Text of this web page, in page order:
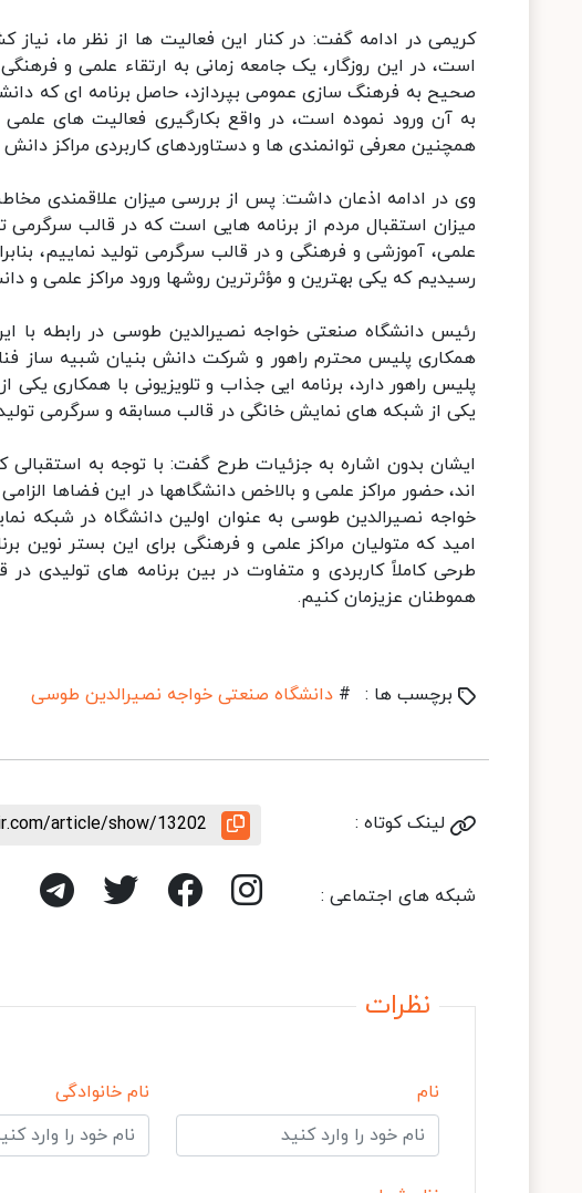
کریمی در ادامه گفت: در کنار این فعالیت ها از نظر ما، نیاز
است، در این روزگار، یک جامعه زمانی به ارتقاء علمی و
صحیح به فرهنگ سازی عمومی بپردازد، حاصل برنامه ای که
به آن ورود نموده است، در واقع بکارگیری فعالیت های
همچنین معرفی توانمندی ها و دستاوردهای کاربردی مراکز
وی در ادامه اذعان داشت: پس از بررسی میزان علاقمندی
میزان استقبال مردم از برنامه هایی است که در قالب سرگرمی
علمی، آموزشی و فرهنگی و در قالب سرگرمی تولید نماییم،
رسیدیم که یکی بهترین و مؤثرترین روشها ورود مراکز علمی و
رئیس دانشگاه صنعتی خواجه نصیرالدین طوسی در رابطه با
همکاری پلیس محترم راهور و شرکت دانش بنیان شبیه ساز
پلیس راهور دارد، برنامه ایی جذاب و تلویزیونی با همکاری
یکی از شبکه های نمایش خانگی در قالب مسابقه و سرگرمی
ایشان بدون اشاره به جزئیات طرح گفت: با توجه به
اند، حضور مراکز علمی و بالاخص دانشگاهها در این فضاها
خواجه نصیرالدین طوسی به عنوان اولین دانشگاه در شبکه
امید که متولیان مراکز علمی و فرهنگی برای این بستر نوین
طرحی کاملاً کاربردی و متفاوت در بین برنامه های تولیدی
هموطنان عزیزمان کنیم.
برچسب ها : # دانشگاه صنعتی خواجه نصیرالدین طوسی
لینک کوتاه : article/show/13202
شبکه های اجتماعی :
نظرات
نام نام خانوادگی